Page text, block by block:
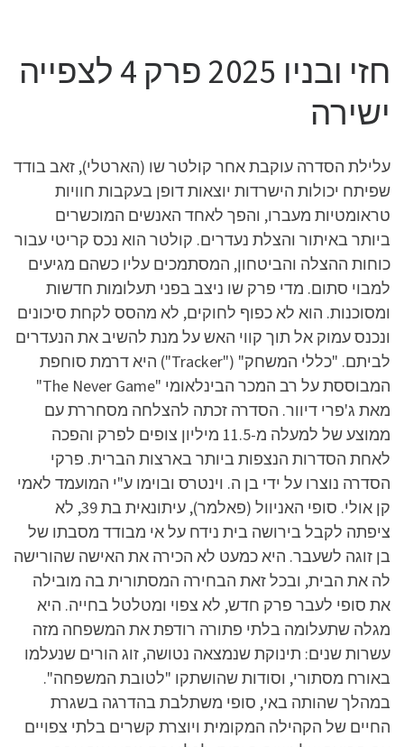
חזי ובניו 2025 פרק 4 לצפייה
ישירה
עלילת הסדרה עוקבת אחר קולטר שו (הארטלי), זאב בודד
שפיתח יכולות הישרדות יוצאות דופן בעקבות חוויות
טראומטיות מעברו, והפך לאחד האנשים המוכשרים
ביותר באיתור והצלת נעדרים. קולטר הוא נכס קריטי עבור
כוחות ההצלה והביטחון, המסתמכים עליו כשהם מגיעים
למבוי סתום. מדי פרק שו ניצב בפני תעלומות חדשות
ומסוכנות. הוא לא כפוף לחוקים, לא מהסס לקחת סיכונים
ונכנס עמוק אל תוך קווי האש על מנת להשיב את הנעדרים
לביתם. "כללי המשחק" ("Tracker") היא דרמת סוחפת
המבוססת על רב המכר הבינלאומי "The Never Game"
מאת ג'פרי דיוור. הסדרה זכתה להצלחה מסחררת עם
ממוצע של למעלה מ-11.5 מיליון צופים לפרק והפכה
לאחת הסדרות הנצפות ביותר בארצות הברית. פרקי
הסדרה נוצרו על ידי בן ה. וינטרס ובוימו ע"י המועמד לאמי
קן אולי. סופי האניוול (פאלמר), עיתונאית בת 39, לא
ציפתה לקבל בירושה בית נידח על אי מבודד מסבתו של
בן זוגה לשעבר. היא כמעט לא הכירה את האישה שהורישה
לה את הבית, ובכל זאת הבחירה המסתורית בה מובילה
את סופי לעבר פרק חדש, לא צפוי ומטלטל בחייה. היא
מגלה שתעלומה בלתי פתורה רודפת את המשפחה מזה
עשרות שנים: תינוקת שנמצאה נטושה, זוג הורים שנעלמו
באורח מסתורי, וסודות שהושתקו "לטובת המשפחה".
במהלך שהותה באי, סופי משתלבת בהדרגה בשגרת
החיים של הקהילה המקומית ויוצרת קשרים בלתי צפויים